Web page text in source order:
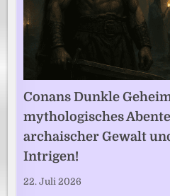
Conans Dunkle
mythologisches
archaischer Gewalt
Intrigen!
22. Juli 2026